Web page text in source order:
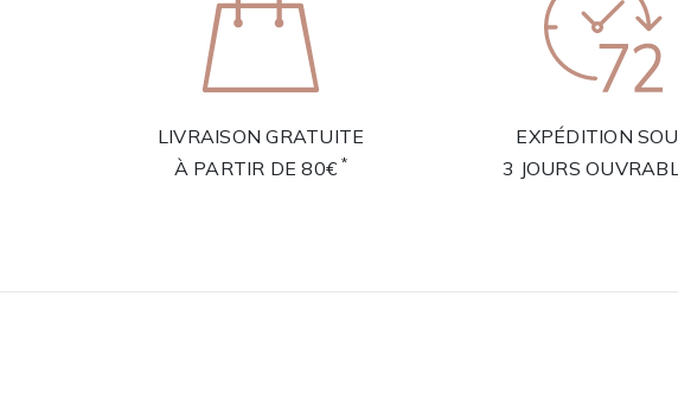
LIVRAISON GRATUITE
À PARTIR DE 80€*
EXPÉDITION
3 JOURS